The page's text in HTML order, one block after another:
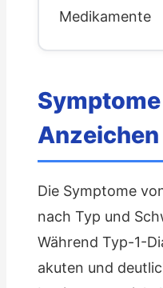
Medikamente
Die Symptome
nach Typ und
Während Typ-1-
akuten und